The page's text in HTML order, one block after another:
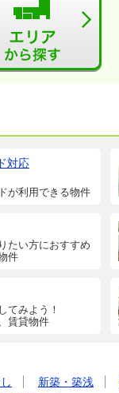
対応
が利用できる物件
たい方におすすめ
件
てみよう！
賃貸物件
新築・築浅